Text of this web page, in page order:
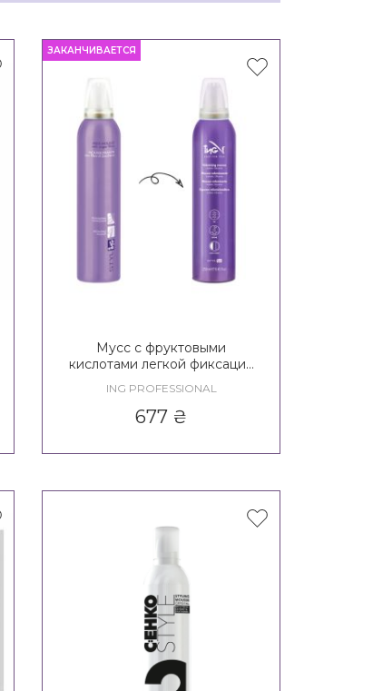
ЗАКАНЧИВАЕТСЯ
Мусс с фруктовыми
кислотами легкой фиксации
Mousse With Fruit Acids 2*
ING PROFESSIONAL
677₴